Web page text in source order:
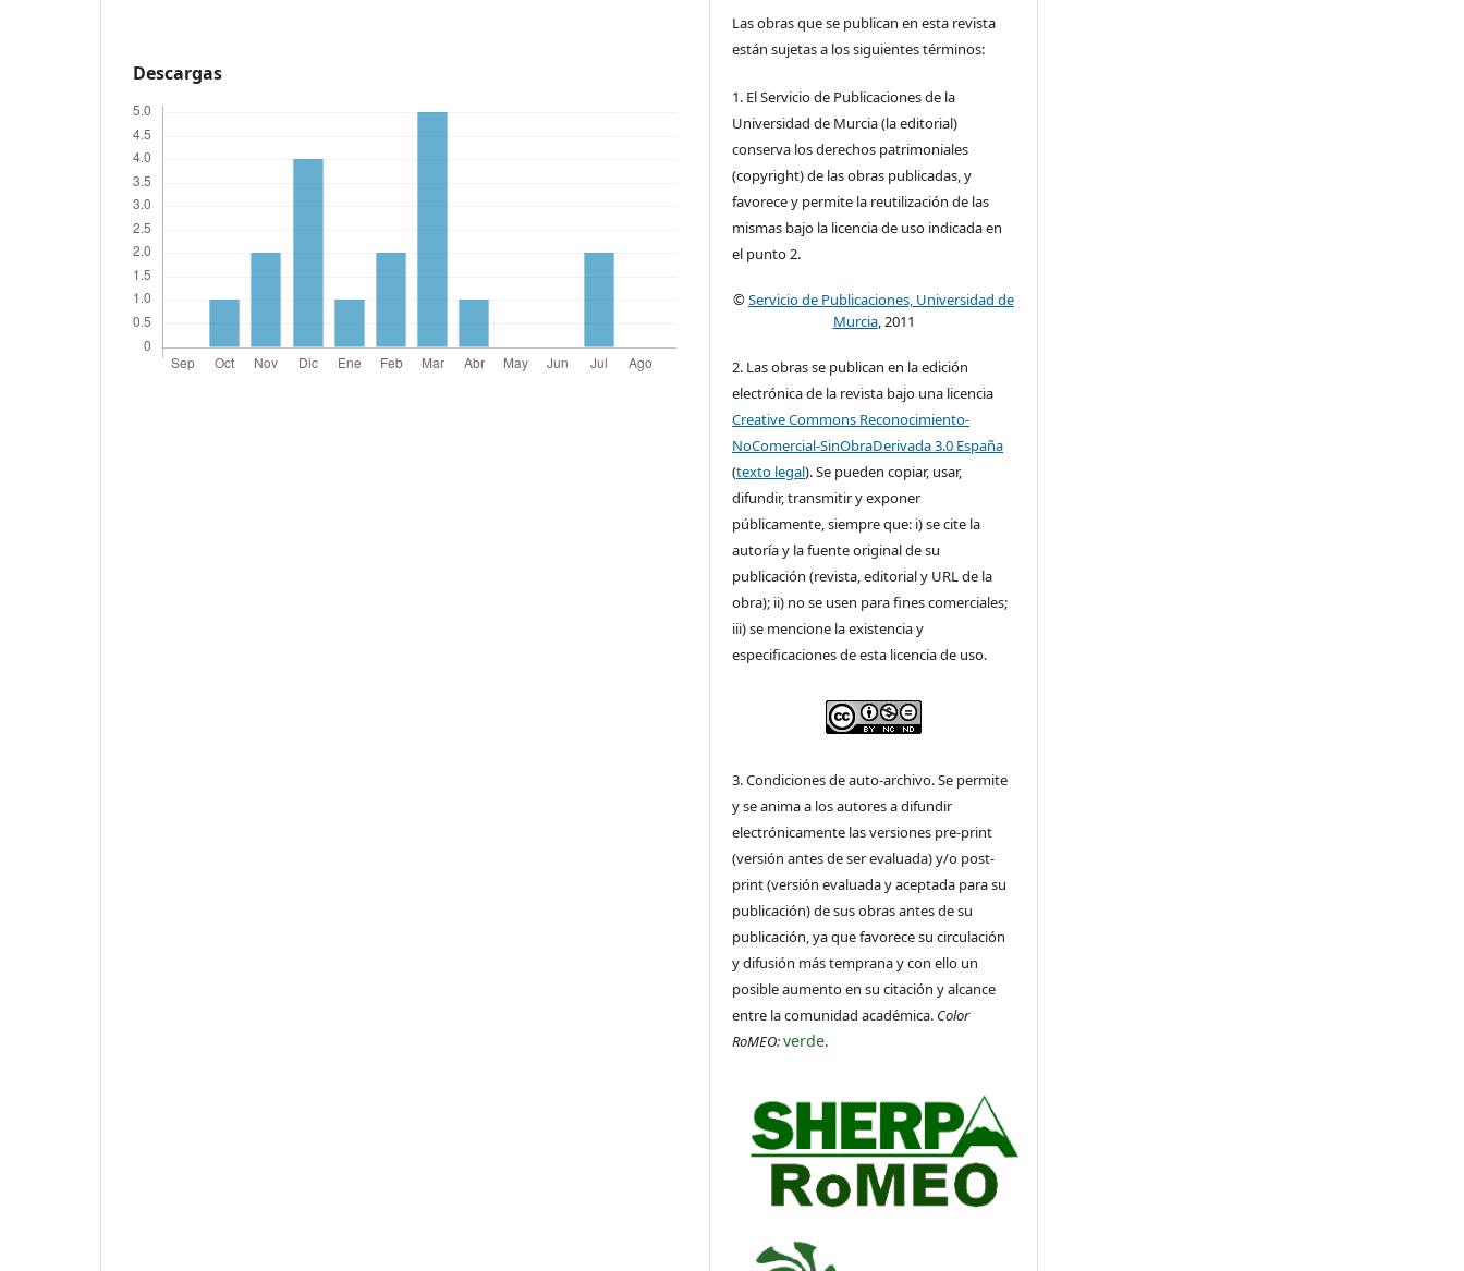
Descargas
Las obras que se publican en esta revista
están sujetas a los siguientes términos:
1. El Servicio de Publicaciones de la
Universidad de Murcia (la editorial)
conserva los derechos patrimoniales
(copyright) de las obras publicadas, y
favorece y permite la reutilización de las
mismas bajo la licencia de uso indicada en
el punto 2.
©Servicio de Publicaciones, Universidad de
Murcia, 2011
2. Las obras se publican en la edición
electrónica de la revista bajo una licencia
Creative Commons Reconocimiento-
NoComercial-SinObraDerivada 3.0 España
(texto legal). Se pueden copiar, usar,
difundir, transmitir y exponer
públicamente, siempre que: i) se cite la
autoría y la fuente original de su
publicación (revista, editorial y URL de la
obra); ii) no se usen para fines comerciales;
iii) se mencione la existencia y
especificaciones de esta licencia de uso.
3. Condiciones de auto-archivo. Se permite
y se anima a los autores a difundir
electrónicamente las versiones pre-print
(versión antes de ser evaluada) y/o post-
print (versión evaluada y aceptada para su
publicación) de sus obras antes de su
publicación, ya que favorece su circulación
y difusión más temprana y con ello un
posible aumento en su citación y alcance
entre la comunidad académica. Color
RoMEO:verde.